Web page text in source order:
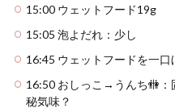
15:00 ウェットフード19g
15:05 泡よだれ：少し
16:45 ウェットフードを一口
16:50 おしっこ→うんち🚻
秘気味？